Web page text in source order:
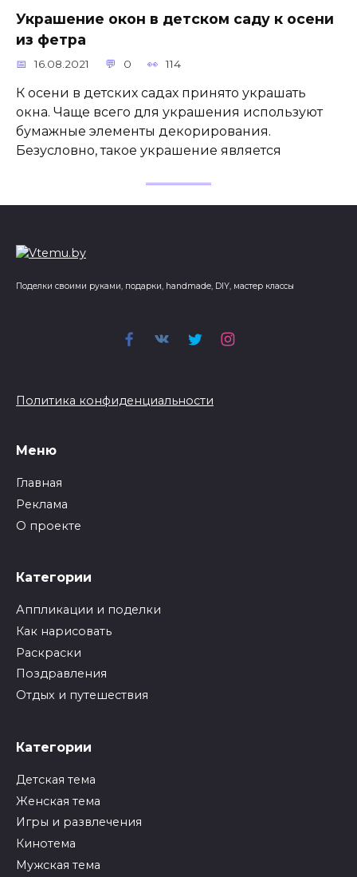
Украшение окон в детском саду к осени
из фетра
16.08.2021 0 114
К осени в детских садах принято украшать
окна. Чаще всего для украшения используют
бумажные элементы декорирования.
Безусловно, такое украшение является
Поделки своими руками, подарки, handmade, DIY, мастер классы
Политика конфиденциальности
Меню
Главная
Реклама
О проекте
Категории
Аппликации и поделки
Как нарисовать
Раскраски
Поздравления
Отдых и путешествия
Категории
Детская тема
Женская тема
Игры и развлечения
Кинотема
Мужская тема